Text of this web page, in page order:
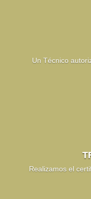
Un Técnico
Realizamos el